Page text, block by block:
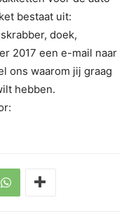
bestaat uit:
doek,
2017 een e-mail naar
ons waarom jij graag
hebben.